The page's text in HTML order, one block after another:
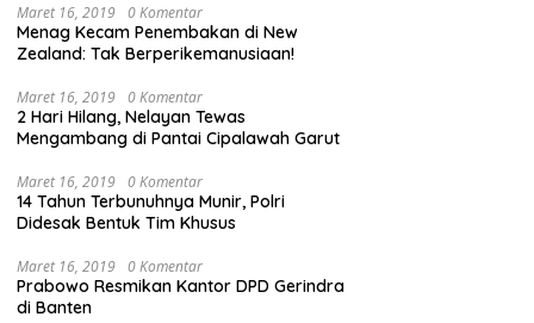
Maret 16, 2019 0 Komentar
Menag Kecam Penembakan di New
Zealand: Tak Berperikemanusiaan!
Maret 16, 2019 0 Komentar
2 Hari Hilang, Nelayan Tewas
Mengambang di Pantai Cipalawah Garut
Maret 16, 2019 0 Komentar
14 Tahun Terbunuhnya Munir, Polri
Didesak Bentuk Tim Khusus
Maret 16, 2019 0 Komentar
Prabowo Resmikan Kantor DPD Gerindra
di Banten